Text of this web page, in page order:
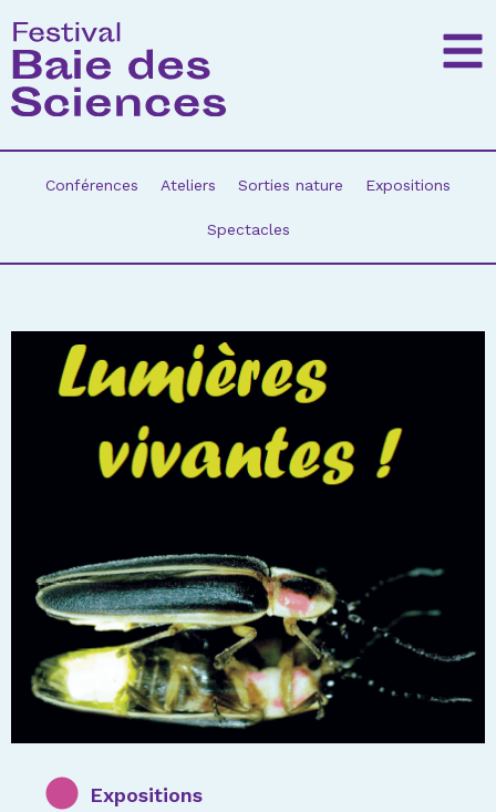
Conférences Ateliers Sorties nature Expositions
Spectacles
Expositions